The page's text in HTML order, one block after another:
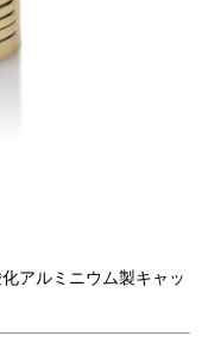
アルミニウム製キャッ